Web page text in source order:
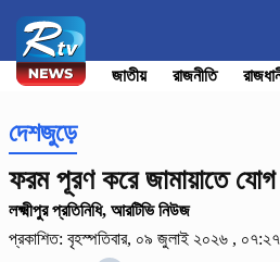
জাতীয় রাজনীতি
দেশজুড়ে
ফরম পূরণ করে জামায়াতে
লক্ষ্মীপুর প্রতিনিধি, আরটিভি নিউজ
প্রকাশিত: বৃহস্পতিবার, ০৯ জুলাই ২০২৬ ,